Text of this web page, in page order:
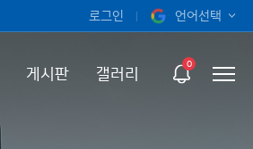
오늘 하루 보지 않기
로그인 언어선택
ENG
게시판 갤러리 0